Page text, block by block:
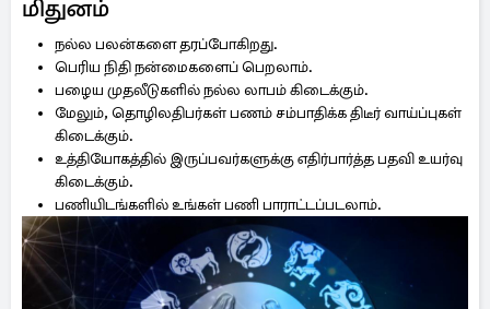
மிதுனம்
நல்ல பலன்களை தரப்போகிறது.
பெரிய நிதி நன்மைகளைப் பெறலாம்.
பழைய முதலீடுகளில் நல்ல லாபம் கிடைக்கும்.
மேலும், ​​தொழிலதிபர்கள் பணம் சம்பாதிக்க திடீர் வாய்ப்புகள்
கிடைக்கும்.
உத்தியோகத்தில் இருப்பவர்களுக்கு எதிர்பார்த்த பதவி உயர்வு
கிடைக்கும்.
பணியிடங்களில் உங்கள் பணி பாராட்டப்படலாம்.